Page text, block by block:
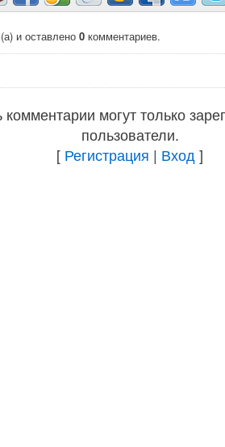
и оставлено 0 комментариев.
могут только
пользователи.
[ Регистрация | Вход ]